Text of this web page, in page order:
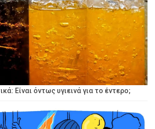
Είναι όντως υγιεινά για το έντερο;